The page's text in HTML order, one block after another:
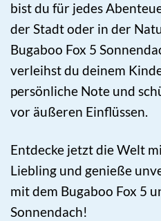
bist du für jedes
der Stadt oder in der
Bugaboo Fox 5
verleihst du deinem
persönliche Note und
vor äußeren Einflüssen.
Entdecke jetzt die Welt
Liebling und genieße
mit dem Bugaboo Fox 5
Sonnendach!